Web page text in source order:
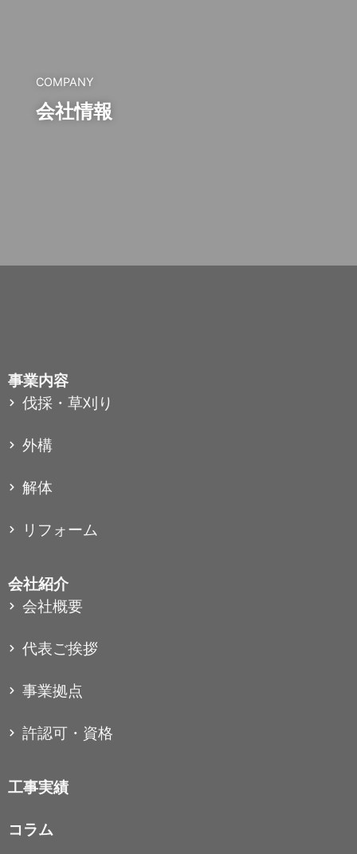
COMPANY
会社情報
事業内容
伐採・草刈り
外構
解体
リフォーム
会社紹介
会社概要
代表ご挨拶
事業拠点
許認可・資格
工事実績
コラム